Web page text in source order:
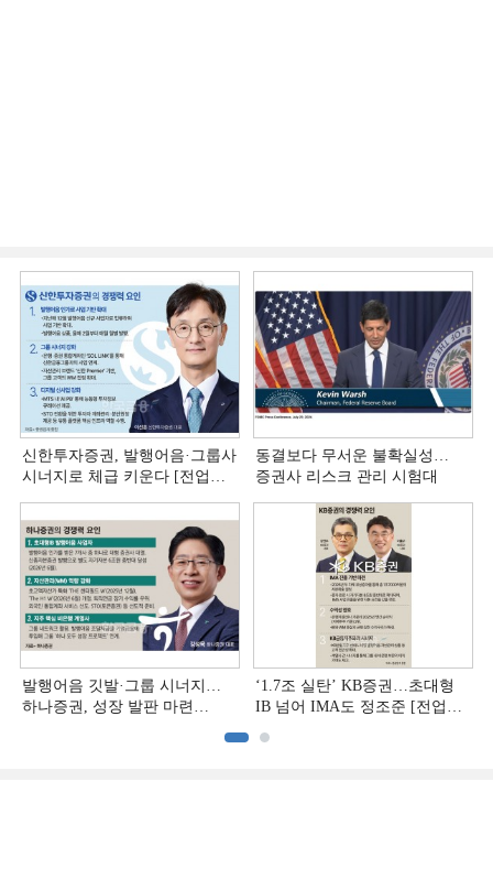
신한투자증권, 발행어음·그룹사
시너지로 체급 키운다 [전업계
동결보다 무서운 불확실성…
증권사 리스크 관리 시험대
발행어음 깃발·그룹 시너지…
하나증권, 성장 발판 마련
‘1.7조 실탄’ KB증권…초대형
IB 넘어 IMA도 정조준 [전업계